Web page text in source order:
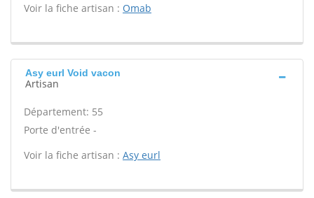
Voir la fiche artisan : Omab
Asy eurl Void vacon
Artisan
Département: 55
Porte d'entrée -
Voir la fiche artisan : Asy eurl